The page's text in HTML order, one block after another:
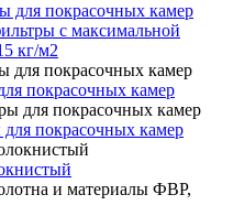
для покрасочных камер
с максимальной
кг/м2
покрасочных камер
покрасочных камер